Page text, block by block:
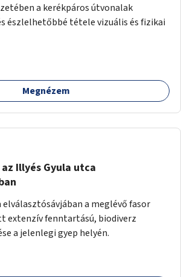
a kerékpáros útvonalak
észlelhetőbbé tétele vizuális és fizikai
Megnézem
Illyés Gyula utca
elválasztósávjában a meglévő fasor
extenzív fenntartású, biodiverz
a jelenlegi gyep helyén.